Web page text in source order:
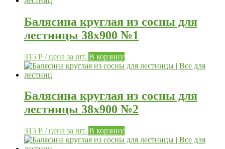
Балясина круглая из сосны для
лестницы 38х900 №1
315 Р / цена за шт. В корзину
Балясина круглая из сосны для
лестницы 38х900 №2
315 Р / цена за шт. В корзину